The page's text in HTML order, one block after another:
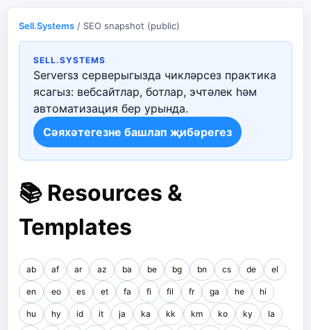
Sell.Systems / SEO snapshot (public)
SELL.SYSTEMS
Serversз серверыгызда чикләрсез практика
ясагыз: вебсайтлар, ботлар, эчтәлек һәм
автоматизация бер урында.
Сәяхәтегезне башлап җибәрегез
📚 Resources &
Templates
ab af ar az ba be bg bn cs de el
en eo es et fa fi fil fr ga he hi
hu hy id it ja ka kk km ko ky la